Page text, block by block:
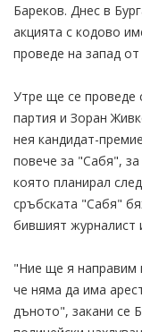
Бареков. Днес в
акцията с кодово
проведе на запад
Утре ще се проведе
партия и Зоран
нея кандидат-
повече за "Сабя",
която планирал
сръбската "Сабя"
бившият журналист
"Ние ще я направим
че няма да има
дъното", закани се